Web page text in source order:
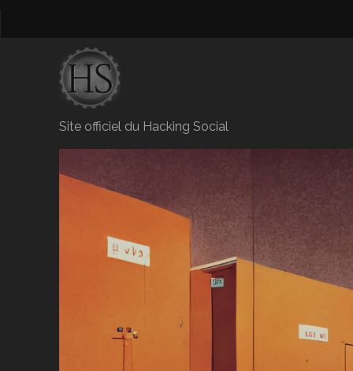
Site officiel du Hacking Social